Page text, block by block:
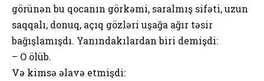
görünən bu qocanın görkəmi, saralmış sifəti, uzun
saqqalı, donuq, açıq gözləri uşağa ağır təsir
bağışlamışdı. Yanındakılardan biri demişdi:
– O ölüb.
Və kimsə əlavə etmişdi: